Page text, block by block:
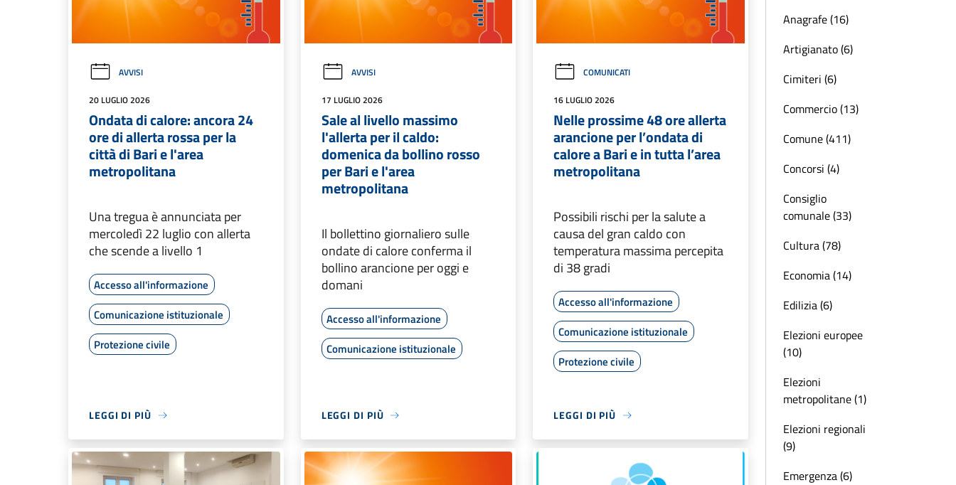
AVVISI
20 LUGLIO 2026
Ondata di calore: ancora 24
ore di allerta rossa per la
città di Bari e l'area
metropolitana
Una tregua è annunciata per
mercoledì 22 luglio con allerta
che scende a livello 1
Accesso all'informazione
Comunicazione istituzionale
Protezione civile
LEGGI DI PIÙ
AVVISI
17 LUGLIO 2026
Sale al livello massimo
l'allerta per il caldo:
domenica da bollino rosso
per Bari e l'area
metropolitana
Il bollettino giornaliero sulle
ondate di calore conferma il
bollino arancione per oggi e
domani
Accesso all'informazione
Comunicazione istituzionale
LEGGI DI PIÙ
COMUNICATI
16 LUGLIO 2026
Nelle prossime 48 ore allerta
arancione per l’ondata di
calore a Bari e in tutta l’area
metropolitana
Possibili rischi per la salute a
causa del gran caldo con
temperatura massima percepita
di 38 gradi
Accesso all'informazione
Comunicazione istituzionale
Protezione civile
LEGGI DI PIÙ
Anagrafe (16)
Artigianato (6)
Cimiteri (6)
Commercio (13)
Comune (411)
Concorsi (4)
Consiglio
comunale (33)
Cultura (78)
Economia (14)
Edilizia (6)
Elezioni europee
(10)
Elezioni
metropolitane (1)
Elezioni regionali
(9)
Emergenza (6)